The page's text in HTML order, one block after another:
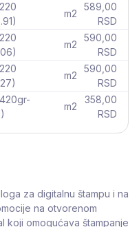
m2
589,00
RSD
m2
590,00
RSD
m2
590,00
RSD
m2
358,00
RSD
za digitalnu štampu i na
na otvorenom
koji omogućava štampanje